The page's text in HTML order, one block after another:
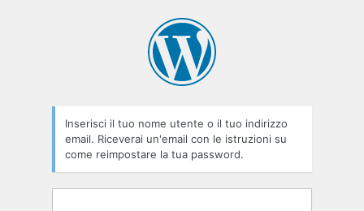
Inserisci il tuo nome utente o il tuo indirizzo
email. Riceverai un'email con le istruzioni su
come reimpostare la tua password.